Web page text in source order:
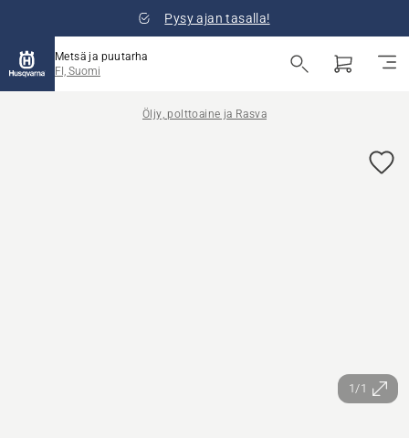
Pysy ajan tasalla!
Metsä ja puutarha
FI, Suomi
Öljy, polttoaine ja Rasva
1/1